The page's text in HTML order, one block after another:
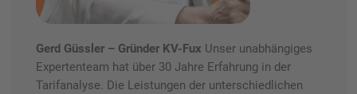
Gerd Güssler – Gründer KV-Fux Unser unabhängiges
Expertenteam hat über 30 Jahre Erfahrung in der
Tarifanalyse. Die Leistungen der unterschiedlichen